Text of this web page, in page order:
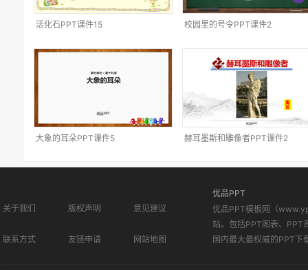
活化石PPT课件15 校园里的号令PPT课件2
大象的耳朵PPT课件5 赫耳墨斯和雕像者PPT课件2
关于我们 版权声明 意见建议
联系方式 友链申请 网站地图
优品PPT
优品PPT模板网（
站。包括PPT图表、PPT
国内最大最权威的PPT下